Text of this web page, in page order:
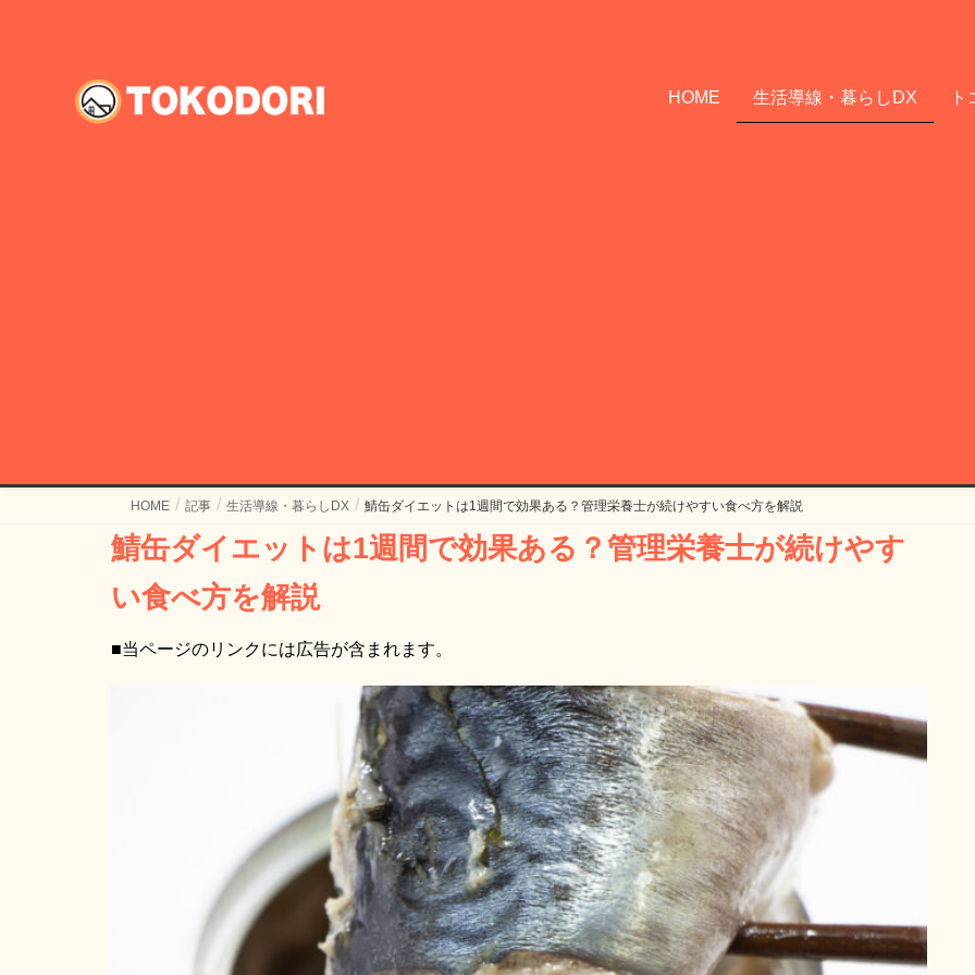
HOME 生活導線・暮らしDX
HOME 記事 生活導線・暮らしDX 鯖缶ダイエットは1週間で効果ある？管理栄養士が続けやすい食べ方を解説
鯖缶ダイエットは1週間で効果ある？管理栄養士が続けやす
い食べ方を解説
■当ページのリンクには広告が含まれます。